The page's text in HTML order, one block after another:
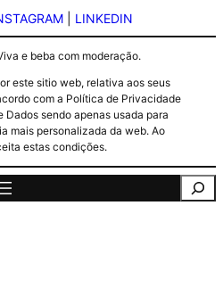
LINKEDIN
e beba com moderação.
este sitio web, relativa aos seus
com a Política de Privacidade
Dados sendo apenas usada para
mais personalizada da web. Ao
estas condições.